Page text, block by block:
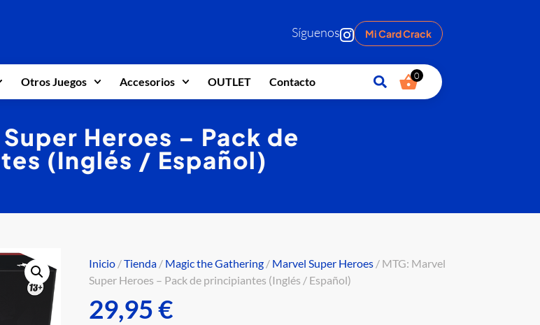
Síguenos Mi Card Crack
Otros Juegos Accesorios OUTLET Contacto 0
Heroes – Pack de
(Inglés / Español)
Inicio /Tienda / Magic the Gathering / Marvel Super Heroes / MTG: Marvel
Super Heroes – Pack de principiantes (Inglés / Español)
29,95€